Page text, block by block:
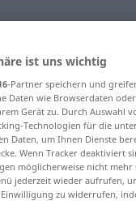
Deutsch Wörterbuch
Deutsch
ist uns wichtig
-Partner speichern und
Daten wie Browserdaten
Gerät zu. Durch Auswahl
Technologien für die
Daten, um Ihnen Dienste
Wenn Tracker deaktiviert
möglicherweise nicht mehr
jederzeit wieder aufrufen,
zu widerrufen,